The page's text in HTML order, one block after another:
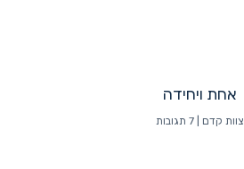
אחת ויחידה
צוות קדם 7 תגובות